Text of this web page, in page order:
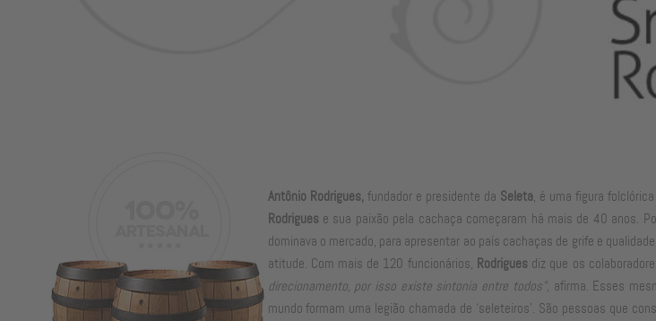
Antônio Rodrigues,fundador e presidente da Seleta, é uma figura
Rodriguese sua paixão pela cachaça começaram há mais de 40 anos.
dominava o mercado, para apresentar ao país cachaças de grife e
atitude. Com mais de 120 funcionários, Rodriguesdiz que os
direcionamento, por isso existe sintonia entre todos”, afirma. Esses
mundo formam uma legião chamada de ‘seleteiros’. São pessoas que